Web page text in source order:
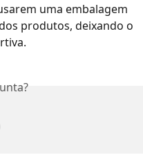
uma embalagem
produtos, deixando o